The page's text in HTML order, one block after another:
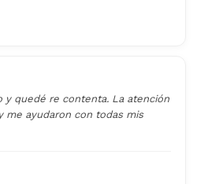
y quedé re contenta. La atención
me ayudaron con todas mis